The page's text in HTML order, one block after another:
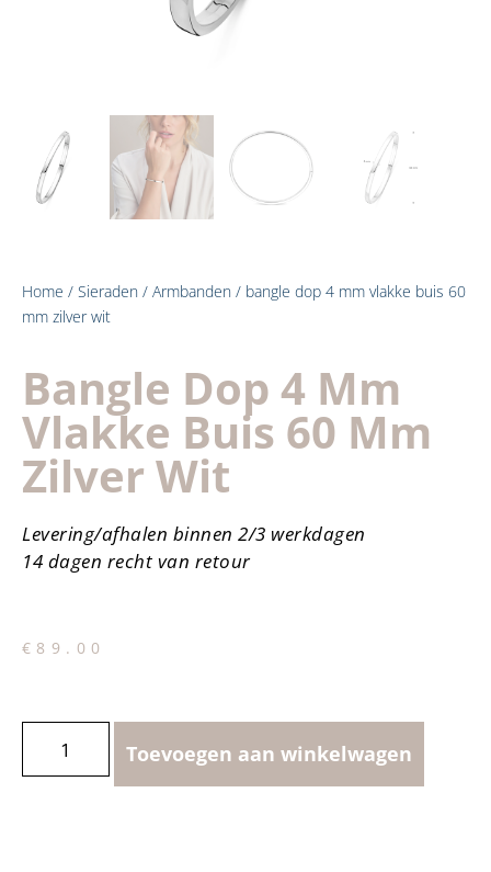
Home / Sieraden / Armbanden / bangle dop 4 mm vlakke buis 60
mm zilver wit
Bangle Dop 4 Mm
Vlakke Buis 60 Mm
Zilver Wit
Levering/afhalen binnen 2/3 werkdagen
14 dagen recht van retour
€ 89.00
Toevoegen aan winkelwagen